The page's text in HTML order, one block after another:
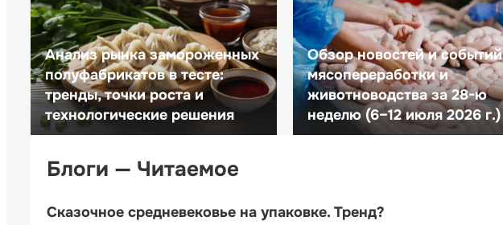
Анализ рынка замороженных
полуфабрикатов в тесте:
тренды, точки роста и
технологические решения
Обзор новостей и событий
мясопереработки и
животноводства за 28-ю
неделю (6–12 июля 2026 г.)
Блоги — Читаемое
Сказочное средневековье на упаковке. Тренд?